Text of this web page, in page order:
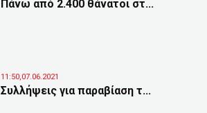
Πάνω από 2.400 θάνατοι στ...
11:50,07.06.2021
Συλλήψεις για παραβίαση τ...